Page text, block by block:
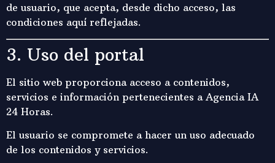
de usuario, que acepta, desde dicho acceso, las
condiciones aquí reflejadas.
3. Uso del portal
El sitio web proporciona acceso a contenidos,
servicios e información pertenecientes a Agencia IA
24 Horas.
El usuario se compromete a hacer un uso adecuado
de los contenidos y servicios.